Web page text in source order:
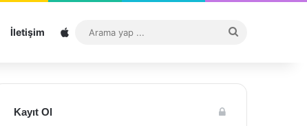
İletişim Sitemap
...
Kayıt Ol